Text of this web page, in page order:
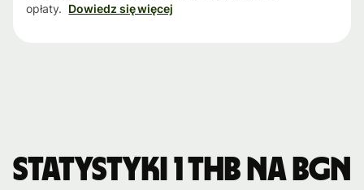
opłaty. Dowiedz się więcej
Statystyki 1 THB na BGN